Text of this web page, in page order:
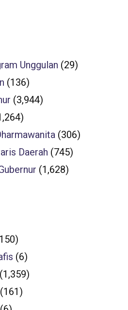
Unggulan (29)
(136)
(3,944)
(306)
Daerah (745)
(1,628)
(6)
(1,359)
(161)